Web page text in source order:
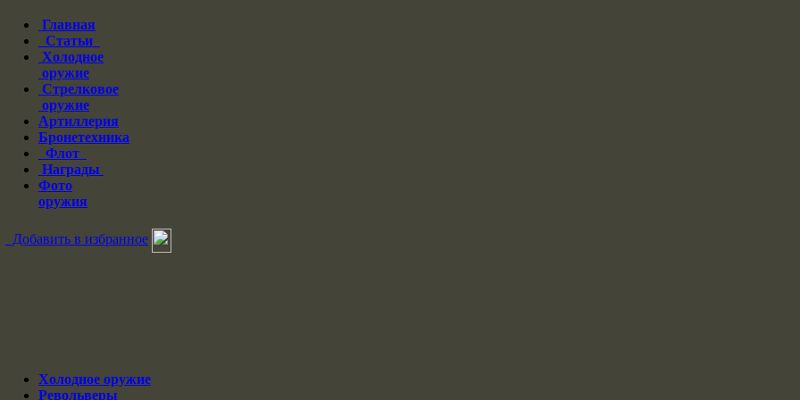
Главная
Статьи
Холодное
оружие
Стрелковое
оружие
Артиллерия
Бронетехника
Флот
Награды
Фото
оружия
Добавить в избранное
Холодное оружие
Револьверы